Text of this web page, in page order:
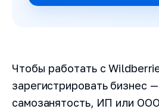
Чтобы работать с
зарегистрировать бизнес
самозанятость, ИП или